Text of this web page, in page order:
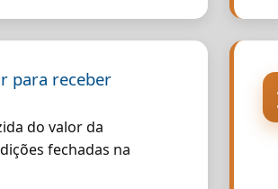
para receber
do valor da
fechadas na